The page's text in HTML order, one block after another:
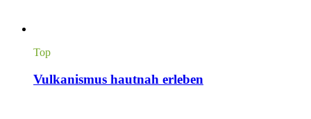
Top
Vulkanismus hautnah erleben